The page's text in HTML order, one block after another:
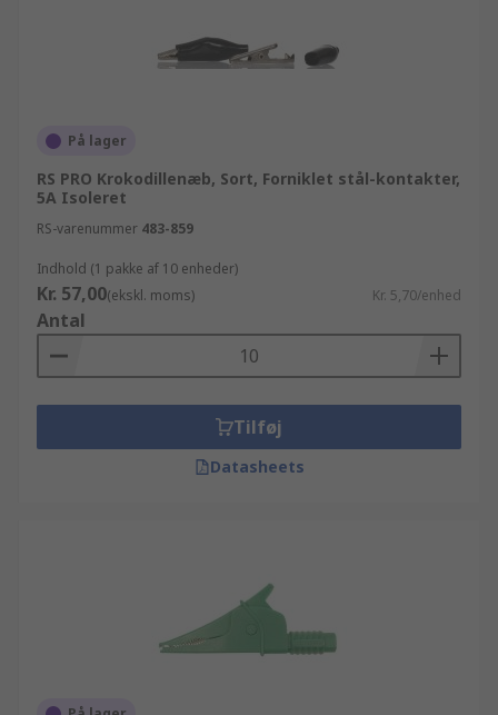
På lager
RS PRO Krokodillenæb, Sort, Forniklet stål-kontakter,
5A Isoleret
RS-varenummer 483-859
Indhold (1 pakke af 10 enheder)
Kr. 57,00(ekskl. moms) Kr. 5,70/enhed
Antal
Tilføj
Datasheets